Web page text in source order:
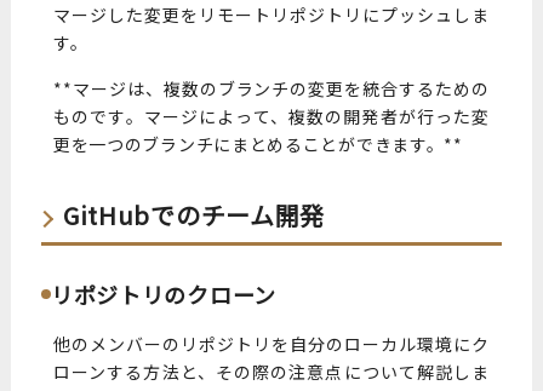
マージした変更をリモートリポジトリにプッシュしま
す。
**マージは、複数のブランチの変更を統合するための
ものです。マージによって、複数の開発者が行った変
更を一つのブランチにまとめることができます。**
GitHubでのチーム開発
リポジトリのクローン
他のメンバーのリポジトリを自分のローカル環境にク
ローンする方法と、その際の注意点について解説しま